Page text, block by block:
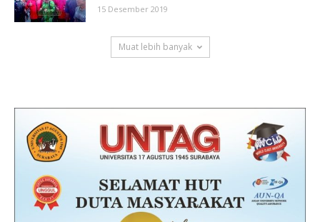
15 Desember 2019
Muat lebih banyak